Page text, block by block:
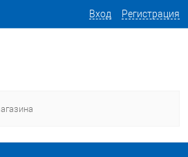
Вход Регистрация